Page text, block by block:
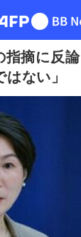
指摘に反
ない」